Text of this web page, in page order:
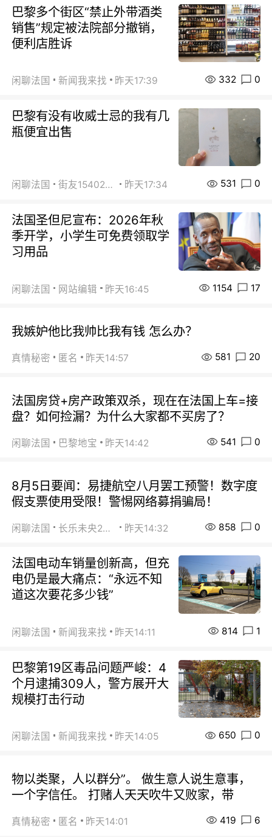
巴黎多个街区“禁止外带酒类
销售”规定被法院部分撤销，
便利店胜诉
闲聊法国 新闻我来找 昨天17:39 332 0
巴黎有没有收威士忌的我有几
瓶便宜出售
闲聊法国 街友15402223 昨天17:34 531 0
法国圣但尼宣布：2026年秋
季开学，小学生可免费领取学
习用品
闲聊法国 网站编辑 昨天16:45 1154 17
我嫉妒他比我帅比我有钱 怎么办？
真情秘密 匿名 昨天14:57 581 20
法国房贷+房产政策双杀，现在在法国上车=接
盘？如何捡漏？为什么大家都不买房了？
闲聊法国 巴黎地宝 昨天14:42 541 0
8月5日要闻：易捷航空八月罢工预警！数字度
假支票使用受限！警惕网络募捐骗局！
闲聊法国 长乐未央2015 昨天14:32 858 0
法国电动车销量创新高，但充
电仍是最大痛点：“永远不知
道这次要花多少钱”
闲聊法国 新闻我来找 昨天14:11 814 1
巴黎第19区毒品问题严峻：4
个月逮捕309人，警方展开大
规模打击行动
闲聊法国 新闻我来找 昨天14:05 650 0
物以类聚，人以群分”。 做生意人说生意事，
一个字信任。 打赌人天天吹牛又败家，带
真情秘密 匿名 昨天14:01 419 6